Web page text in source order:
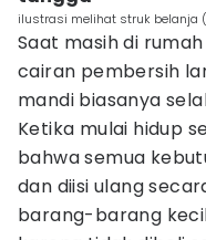
ilustrasi melihat struk belanja
Saat masih di
cairan pembersih
mandi biasanya
Ketika mulai hidup
bahwa semua
dan diisi ulang
barang-barang